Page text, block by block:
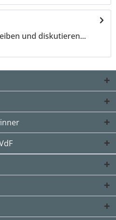
und diskutieren...